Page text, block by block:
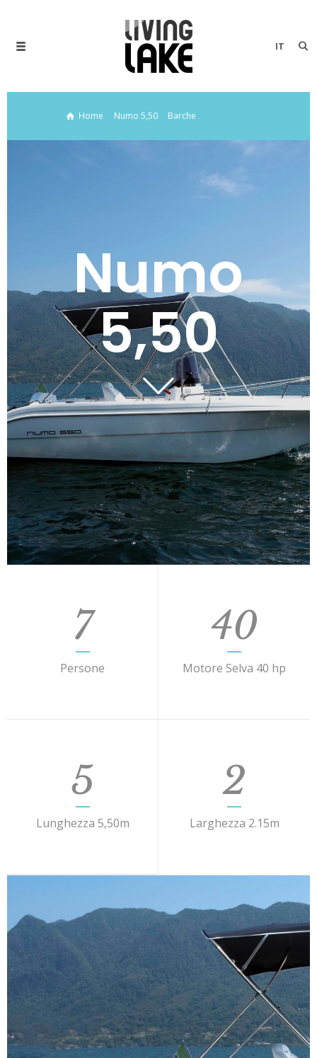
IT
Home Numo 5,50 Barche
Numo
5,50
7
Persone
40
Motore Selva 40 hp
5
Lunghezza 5,50m
2
Larghezza 2.15m